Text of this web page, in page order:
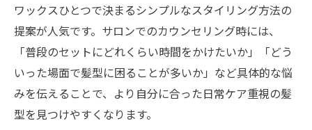
ワックスひとつで決まるシンプルなスタイリング方法の
提案が人気です。サロンでのカウンセリング時には、
「普段のセットにどれくらい時間をかけたいか」「どう
いった場面で髪型に困ることが多いか」など具体的な悩
みを伝えることで、より自分に合った日常ケア重視の髪
型を見つけやすくなります。